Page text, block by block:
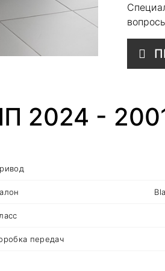
2024 -
передач